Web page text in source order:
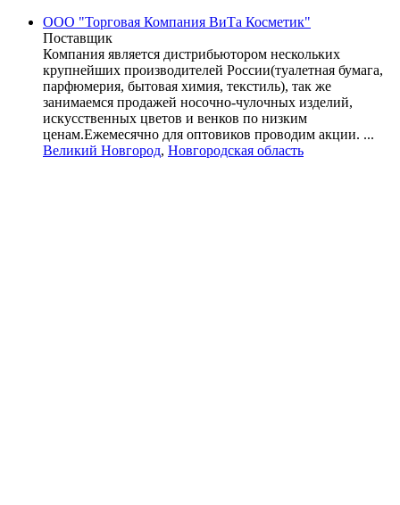
ООО "Торговая Компания ВиТа Косметик"
Поставщик
Компания является дистрибьютором нескольких
крупнейших производителей России(туалетная бумага,
парфюмерия, бытовая химия, текстиль), так же
занимаемся продажей носочно-чулочных изделий,
искусственных цветов и венков по низким
ценам.Ежемесячно для оптовиков проводим акции. ...
Великий Новгород, Новгородская область